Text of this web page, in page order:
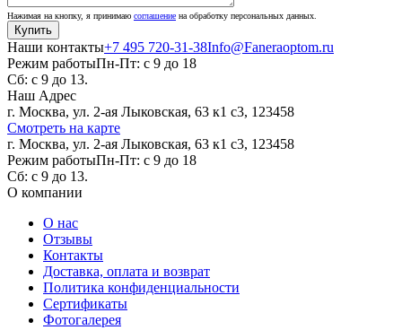
Нажимая на кнопку, я принимаю соглашение на обработку персональных данных.
Наши контакты+7 495 720-31-38Info@Faneraoptom.ru
Режим работыПн-Пт: с 9 до 18
Сб: с 9 до 13.
Наш Адрес
г. Москва, ул. 2-ая Лыковская, 63 к1 с3, 123458
Смотреть на карте
г. Москва, ул. 2-ая Лыковская, 63 к1 с3, 123458
Режим работыПн-Пт: с 9 до 18
Сб: с 9 до 13.
О компании
О нас
Отзывы
Контакты
Доставка, оплата и возврат
Политика конфиденциальности
Сертификаты
Фотогалерея